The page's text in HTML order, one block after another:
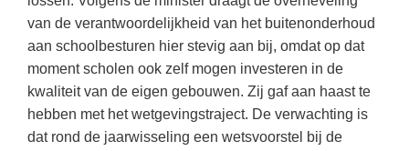
Juli 2026
Mei 2026
April 2026
Economie(17)
VACATURES PER PLAATS
Amsterdam(66)
Rotterdam (64)
Almere(49)
Filosofie
Frans
Fries (Frysk)
Geschiedenis
Handelswetenschappen
Maak uw leerlingen mediawijs!
Rekentuin: altijd en overal rekenen oefenen
op je eigen niveau
Taalzee: adaptief oefenen en toetsen
Theater als middel voor het aanleren van
sociale vaardigheden
van de verantwoordelijkheid van het buitenonderhoud
aan schoolbesturen hier stevig aan bij, omdat op dat
moment scholen ook zelf mogen investeren in de
kwaliteit van de eigen gebouwen. Zij gaf aan haast te
hebben met het wetgevingstraject. De verwachting is
dat rond de jaarwisseling een wetsvoorstel bij de